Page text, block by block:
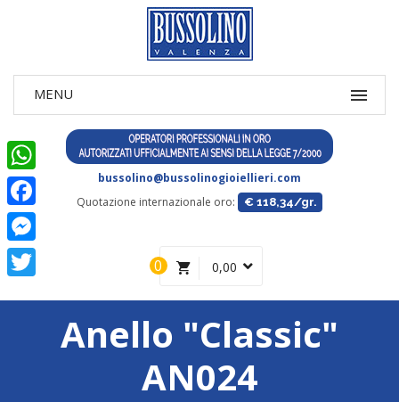
bussolino@bussolinogioiellieri.com
Quotazione internazionale oro:
€ 118,34/gr.
0,00
0
WhatsApp
Facebook
Messenger
Anello "Classic"
AN024